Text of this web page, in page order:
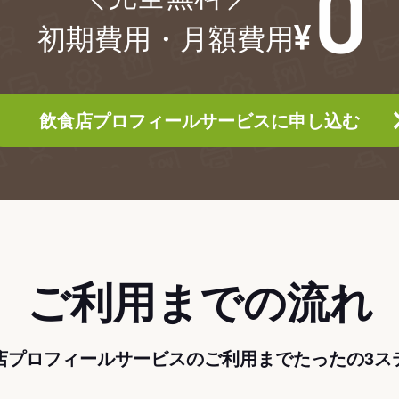
初期費用・月額費用
飲食店プロフィールサービスに申し込む
ご利用までの流れ
プロフィールサービスのご利用までたったの3ス